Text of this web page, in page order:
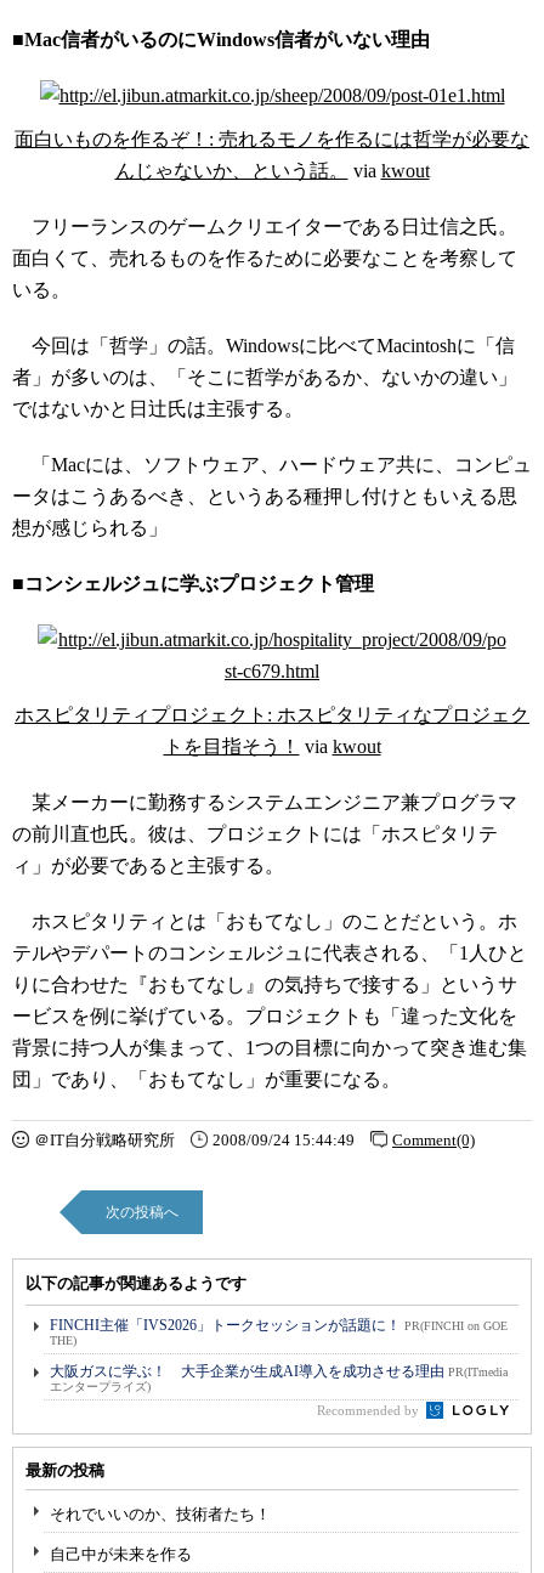
■Mac信者がいるのにWindows信者がいない理由
面白いものを作るぞ！: 売れるモノを作るには哲学が必要な
んじゃないか、という話。
via kwout
フリーランスのゲームクリエイターである日辻信之氏。
面白くて、売れるものを作るために必要なことを考察して
いる。
今回は「哲学」の話。Windowsに比べてMacintoshに「信
者」が多いのは、「そこに哲学があるか、ないかの違い」
ではないかと日辻氏は主張する。
「Macには、ソフトウェア、ハードウェア共に、コンピュ
ータはこうあるべき、というある種押し付けともいえる思
想が感じられる」
■コンシェルジュに学ぶプロジェクト管理
ホスピタリティプロジェクト: ホスピタリティなプロジェク
トを目指そう！
via kwout
某メーカーに勤務するシステムエンジニア兼プログラマ
の前川直也氏。彼は、プロジェクトには「ホスピタリテ
ィ」が必要であると主張する。
ホスピタリティとは「おもてなし」のことだという。ホ
テルやデパートのコンシェルジュに代表される、「1人ひと
りに合わせた『おもてなし』の気持ちで接する」というサ
ービスを例に挙げている。プロジェクトも「違った文化を
背景に持つ人が集まって、1つの目標に向かって突き進む集
団」であり、「おもてなし」が重要になる。
＠IT自分戦略研究所 2008/09/24 15:44:49 Comment(0)
次の投稿へ
以下の記事が関連あるようです
FINCHI主催「IVS2026」トークセッションが話題に！
PR(FINCHI on GOE
THE)
大阪ガスに学ぶ！ 大手企業が生成AI導入を成功させる理由 PR(ITmedia
エンタープライズ)
Recommended by
最新の投稿
それでいいのか、技術者たち！
自己中が未来を作る